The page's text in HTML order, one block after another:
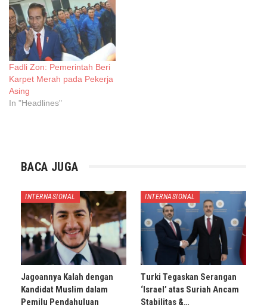
Fadli Zon: Pemerintah Beri
Karpet Merah pada Pekerja
Asing
In "Headlines"
BACA JUGA
INTERNASIONAL
Jagoannya Kalah dengan
Kandidat Muslim dalam
Pemilu Pendahuluan
INTERNASIONAL
Turki Tegaskan Serangan
‘Israel’ atas Suriah Ancam
Stabilitas &…